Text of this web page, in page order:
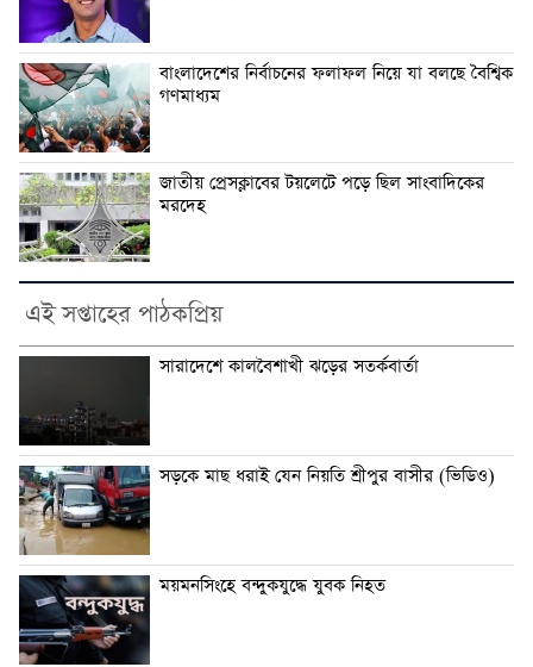
বাংলাদেশের নির্বাচনের ফলাফল নিয়ে যা বলছে বৈশ্বিক
গণমাধ্যম
জাতীয় প্রেসক্লাবের টয়লেটে পড়ে ছিল সাংবাদিকের
মরদেহ
এই সপ্তাহের পাঠকপ্রিয়
সারাদেশে কালবৈশাখী ঝড়ের সতর্কবার্তা
সড়কে মাছ ধরাই যেন নিয়তি শ্রীপুর বাসীর (ভিডিও)
ময়মনসিংহে বন্দুকযুদ্ধে যুবক নিহত